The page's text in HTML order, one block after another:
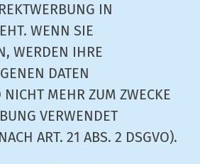
IN
WENN SIE
WERDEN IHRE
DATEN
MEHR ZUM ZWECKE
VERWENDET
ART. 21 ABS. 2 DSGVO).